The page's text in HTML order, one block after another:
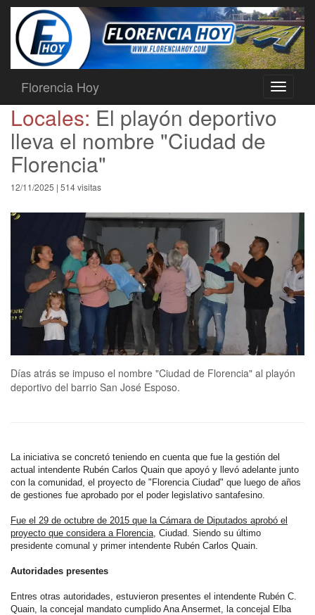
Toggle
Florencia Hoy
Locales: El playón deportivo
lleva el nombre "Ciudad de
Florencia"
12/11/2025 | 514 visitas
Días atrás se impuso el nombre "Ciudad de Florencia" al playón
deportivo del barrio San José Esposo.
La iniciativa se concretó teniendo en cuenta que fue la gestión del
actual intendente Rubén Carlos Quain que apoyó y llevó adelante junto
con la comunidad, el proyecto de "Florencia Ciudad" que luego de años
de gestiones fue aprobado por el poder legislativo santafesino.
Fue el 29 de octubre de 2015 que la Cámara de Diputados aprobó el
proyecto que considera a Florencia, Ciudad. Siendo su último
presidente comunal y primer intendente Rubén Carlos Quain.
Autoridades presentes
Entres otras autoridades, estuvieron presentes el intendente Rubén C.
Quain, la concejal mandato cumplido Ana Ansermet, la concejal Elba